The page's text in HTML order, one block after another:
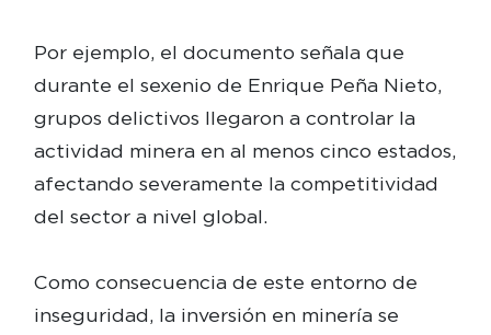
Por ejemplo, el documento señala que
durante el sexenio de Enrique Peña Nieto,
grupos delictivos llegaron a controlar la
actividad minera en al menos cinco estados,
afectando severamente la competitividad
del sector a nivel global.
Como consecuencia de este entorno de
inseguridad, la inversión en minería se